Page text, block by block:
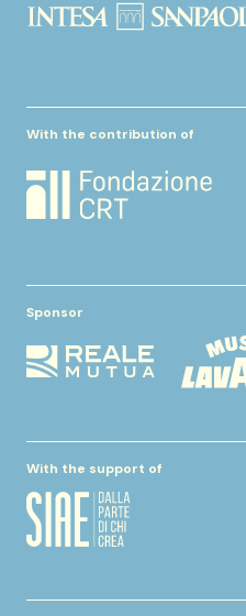
With the contribution of
Sponsor
With the support of